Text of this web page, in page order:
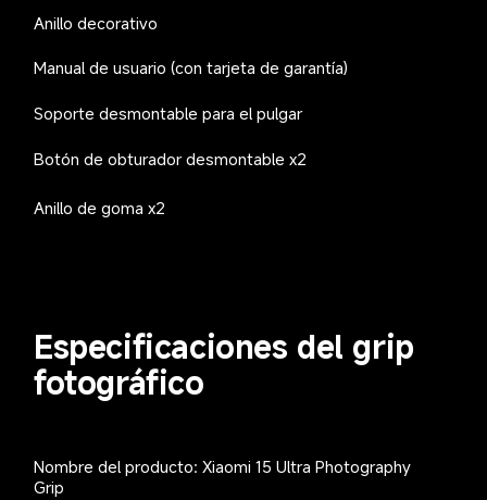
Anillo decorativo
Manual de usuario (con tarjeta de garantía)
Soporte desmontable para el pulgar
Botón de obturador desmontable x2
Anillo de goma x2
Especificaciones del grip
fotográfico
Nombre del producto: Xiaomi 15 Ultra Photography
Grip